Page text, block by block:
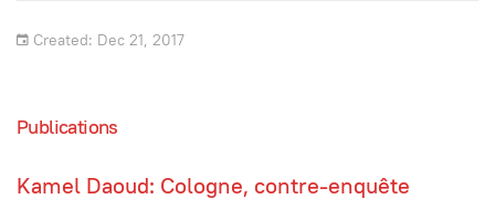
Created: Dec 21, 2017
Publications
Kamel Daoud: Cologne, contre-enquête